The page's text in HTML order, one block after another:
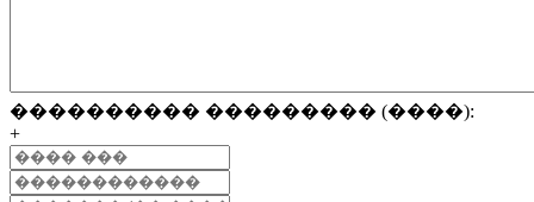
���������� ��������� (����):
+